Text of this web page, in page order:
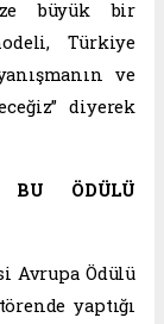
büyük bir
Türkiye
ve
diyerek
BU ÖDÜLÜ
Avrupa Ödülü
yaptığı